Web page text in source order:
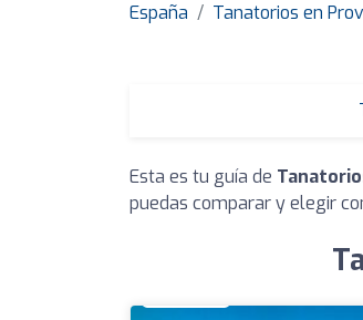
España Tanatorios en
Esta es tu guía de
puedas comparar y elegir